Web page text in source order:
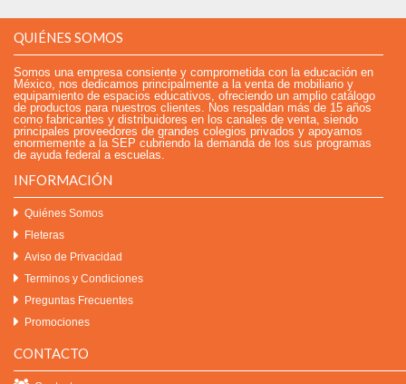
QUIÉNES SOMOS
Somos una empresa consiente y comprometida con la educación en
México, nos dedicamos principalmente a la venta de mobiliario y
equipamiento de espacios educativos, ofreciendo un amplio catálogo
de productos para nuestros clientes. Nos respaldan más de 15 años
como fabricantes y distribuidores en los canales de venta, siendo
principales proveedores de grandes colegios privados y apoyamos
enormemente a la SEP cubriendo la demanda de los sus programas
de ayuda federal a escuelas.
INFORMACIÓN
Quiénes Somos
Fleteras
Aviso de Privacidad
Terminos y Condiciones
Preguntas Frecuentes
Promociones
CONTACTO